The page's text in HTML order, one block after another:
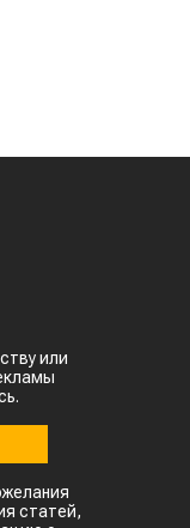
или
статей,